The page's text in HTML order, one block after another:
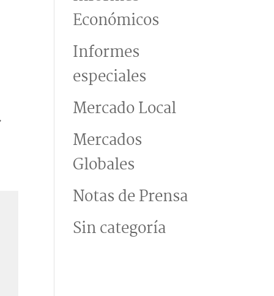
Económicos
Informes
especiales
Mercado Local
Mercados
Globales
Notas de Prensa
Sin categoría